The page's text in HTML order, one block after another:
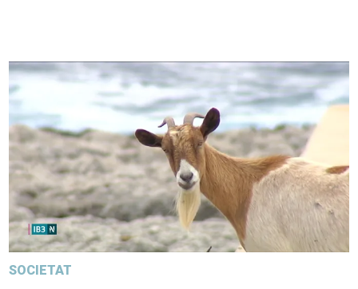
SOCIETAT